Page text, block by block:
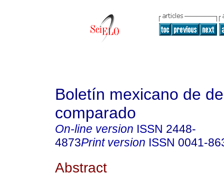
Boletín mexicano de
comparado
On-line version ISSN 2448-
4873Print version ISSN 0041-
Abstract